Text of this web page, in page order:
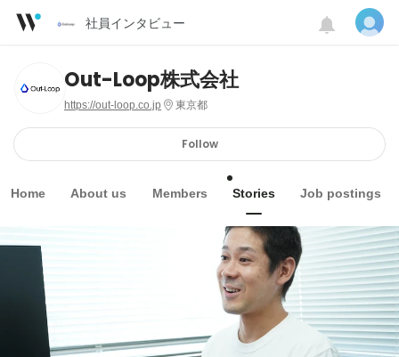
社員インタビュー
Out-Loop株式会社
https://out-loop.co.jp 東京都
Follow
Home About us Members Stories Job postings